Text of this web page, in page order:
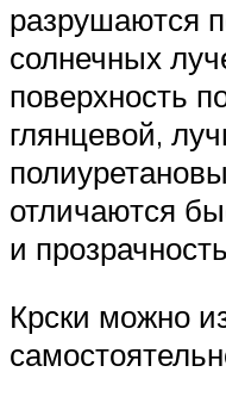
разрушаются
солнечных
поверхность
глянцевой,
отличаются
и
Крски можно